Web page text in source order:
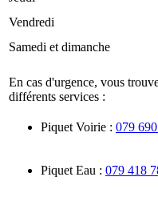
Vendredi
Samedi et dimanche
En cas d'urgence, vous
différents services :
Piquet Voirie : 079
Piquet Eau : 079 418